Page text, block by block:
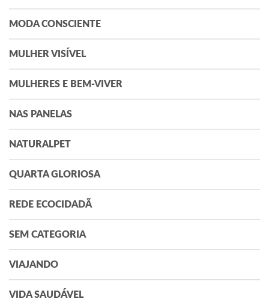
MODA CONSCIENTE
MULHER VISÍVEL
MULHERES E BEM-VIVER
NAS PANELAS
NATURALPET
QUARTA GLORIOSA
REDE ECOCIDADÃ
SEM CATEGORIA
VIAJANDO
VIDA SAUDÁVEL